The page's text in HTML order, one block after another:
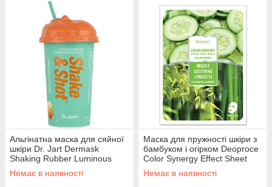
Альгінатна маска для сяйної
шкіри Dr. Jart Dermask
Shaking Rubber Luminous
Shot, 50 г
Немає в наявності
Маска для пружності шкіри з
бамбуком і огірком Deoproce
Color Synergy Effect Sheet
Mask Yellow-Green
Немає в наявності